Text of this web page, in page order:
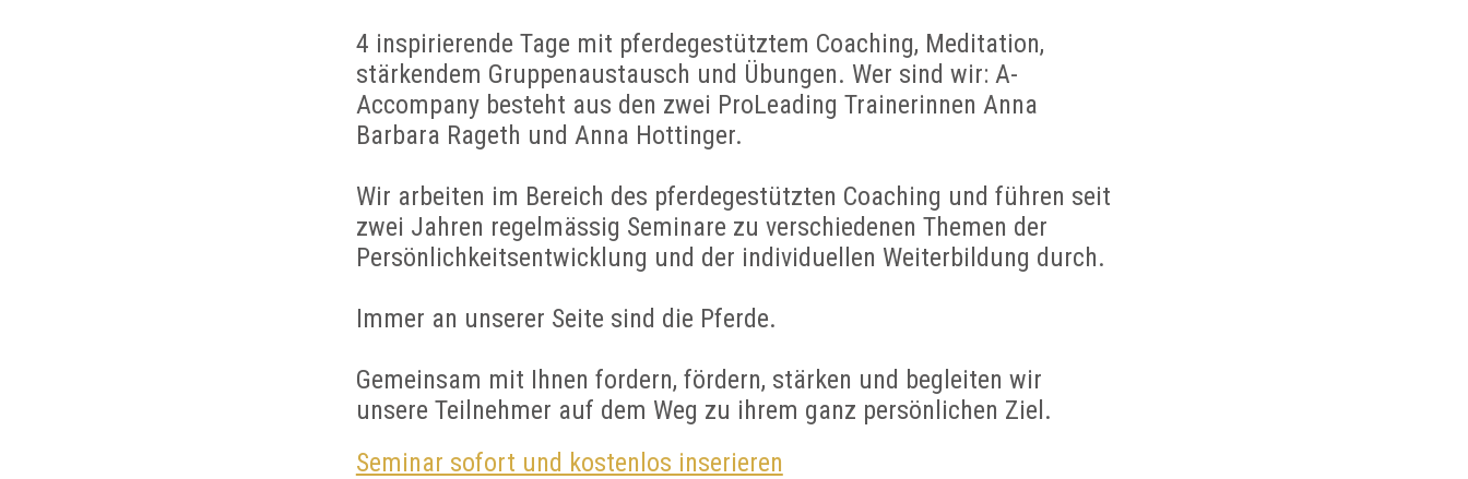
4 inspirierende Tage mit pferdegestütztem Coaching, Meditation,
stärkendem Gruppenaustausch und Übungen. Wer sind wir: A-
Accompany besteht aus den zwei ProLeading Trainerinnen Anna
Barbara Rageth und Anna Hottinger.
Wir arbeiten im Bereich des pferdegestützten Coaching und führen seit
zwei Jahren regelmässig Seminare zu verschiedenen Themen der
Persönlichkeitsentwicklung und der individuellen Weiterbildung durch.
Immer an unserer Seite sind die Pferde.
Gemeinsam mit Ihnen fordern, fördern, stärken und begleiten wir
unsere Teilnehmer auf dem Weg zu ihrem ganz persönlichen Ziel.
Seminar sofort und kostenlos inserieren